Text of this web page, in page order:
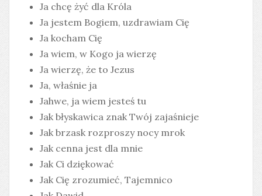
Ja chcę żyć dla Króla
Ja jestem Bogiem, uzdrawiam Cię
Ja kocham Cię
Ja wiem, w Kogo ja wierzę
Ja wierzę, że to Jezus
Ja, właśnie ja
Jahwe, ja wiem jesteś tu
Jak błyskawica znak Twój zajaśnieje
Jak brzask rozproszy nocy mrok
Jak cenna jest dla mnie
Jak Ci dziękować
Jak Cię zrozumieć, Tajemnico